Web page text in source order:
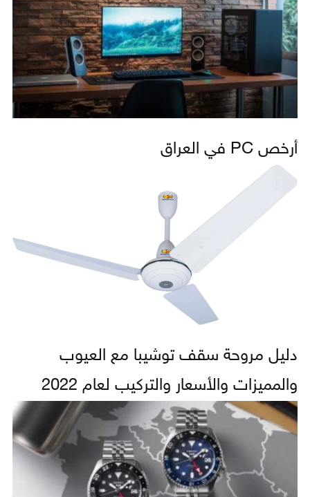
أرخص PC في العراق
دليل مروحة سقف توشيبا مع العيوب
والمميزات والأسعار والتركيب لعام 2022